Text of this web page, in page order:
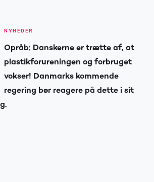
NYHEDER
Opråb: Danskerne er trætte af, at
plastikforureningen og forbruget
vokser! Danmarks kommende
regering bør reagere på dette i sit